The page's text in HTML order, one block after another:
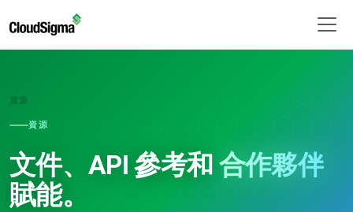
資源
資源
文件、API 參考和 合作夥伴
賦能。